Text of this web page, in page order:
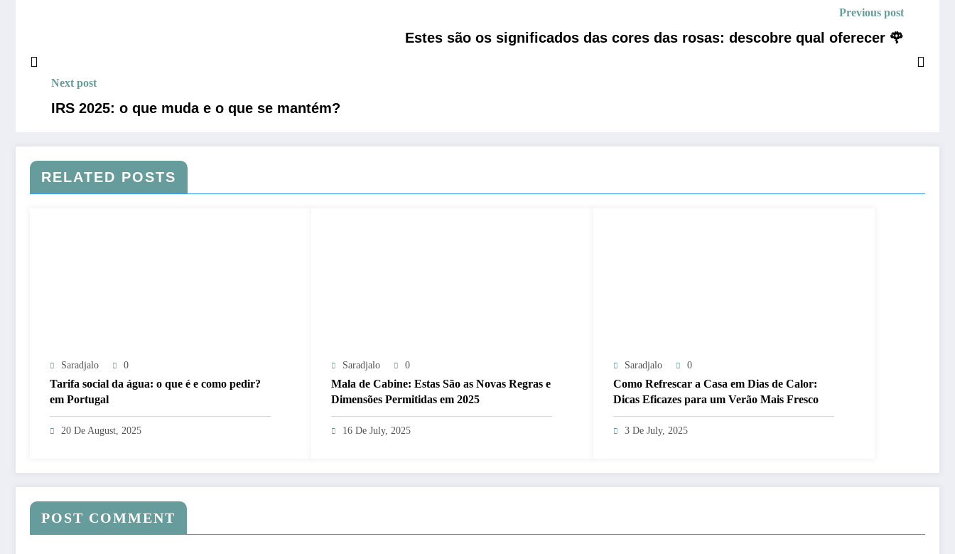
Previous post
Estes são os significados das cores das rosas: descobre qual oferecer 🌹
Next post
IRS 2025: o que muda e o que se mantém?
RELATED POSTS
Saradjalo 0
Tarifa social da água: o que é e como pedir?
em Portugal
20 De August, 2025
Saradjalo 0
Mala de Cabine: Estas São as Novas Regras e
Dimensões Permitidas em 2025
16 De July, 2025
Saradjalo 0
Como Refrescar a Casa em Dias de Calor:
Dicas Eficazes para um Verão Mais Fresco
3 De July, 2025
POST COMMENT